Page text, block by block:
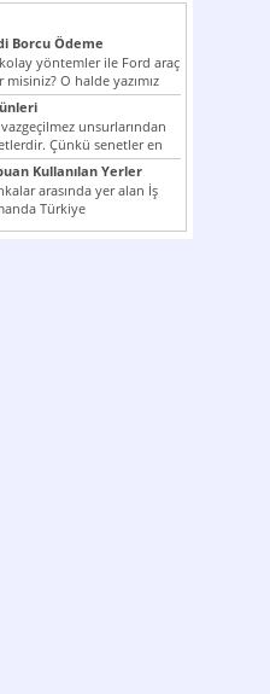
Borcu Ödeme
yöntemler ile Ford araç
O halde yazımız
unsurlarından
Çünkü senetler en
araçlarıdır. Taksitler...
Kullanılan Yerler
arasında yer alan İş
Türkiye
milli...